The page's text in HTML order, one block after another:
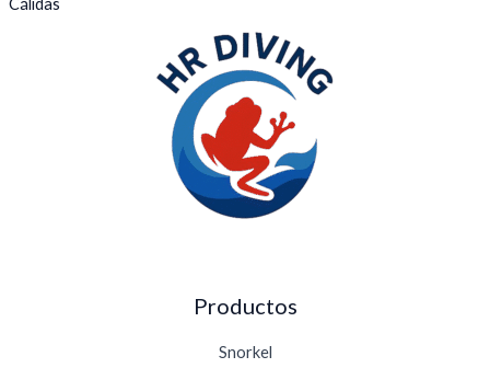
4
,
2
0
a
s
t
$
1
6
9
Productos
Snorkel